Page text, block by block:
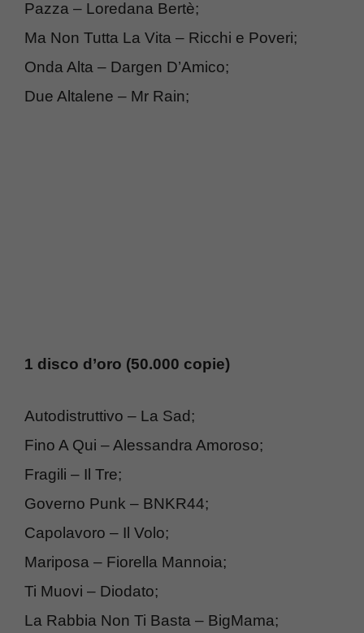
Pazza – Loredana Bertè;
Ma Non Tutta La Vita – Ricchi e Poveri;
Onda Alta – Dargen D’Amico;
Due Altalene – Mr Rain;
1 disco d’oro (50.000 copie)
Autodistruttivo – La Sad;
Fino A Qui – Alessandra Amoroso;
Fragili – Il Tre;
Governo Punk – BNKR44;
Capolavoro – Il Volo;
Mariposa – Fiorella Mannoia;
Ti Muovi – Diodato;
La Rabbia Non Ti Basta – BigMama;